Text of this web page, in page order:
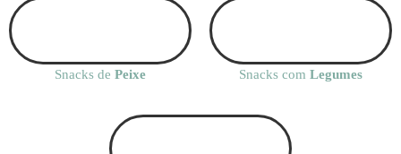
Conhece a gama completa
Snacks de Peixe Snacks com Legumes